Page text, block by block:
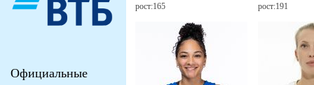
рост:165
рост:191
Официальные